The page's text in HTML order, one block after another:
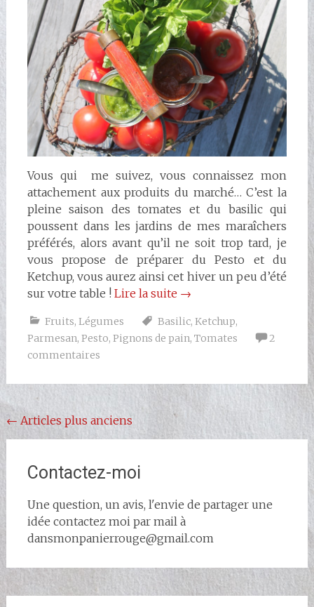
Vous qui me suivez, vous connaissez mon
attachement aux produits du marché… C’est la
pleine saison des tomates et du basilic qui
poussent dans les jardins de mes maraîchers
préférés, alors avant qu’il ne soit trop tard, je
vous propose de préparer du Pesto et du
Ketchup, vous aurez ainsi cet hiver un peu d’été
sur votre table ! Lire la suite →
Fruits, Légumes Basilic, Ketchup,
Parmesan, Pesto, Pignons de pain, Tomates
2
commentaires
Navigation
au
sein
articles
← Articles plus anciens
Contactez-moi
Une question, un avis, l'envie de partager une
idée contactez moi par mail à
dansmonpanierrouge@gmail.com